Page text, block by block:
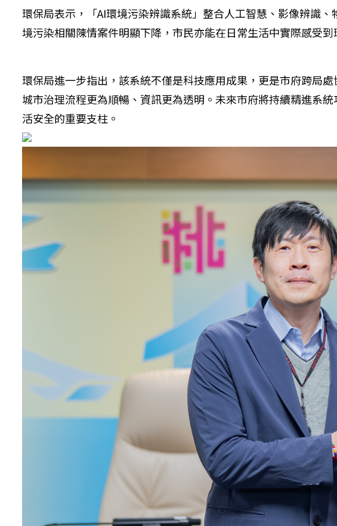
環保局表示，「AI環境污染辨識系統」整合人工智慧、影像辨識
境污染相關陳情案件明顯下降，市民亦能在日常生活中實際感受
環保局進一步指出，該系統不僅是科技應用成果，更是市府跨局
城市治理流程更為順暢、資訊更為透明。未來市府將持續精進系
活安全的重要支柱。